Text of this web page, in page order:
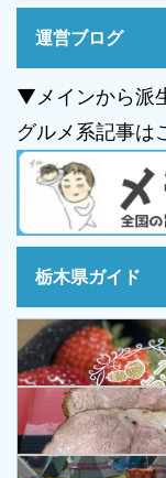
運営ブログ
▼メインから派
グルメ系記事は
栃木県ガイド